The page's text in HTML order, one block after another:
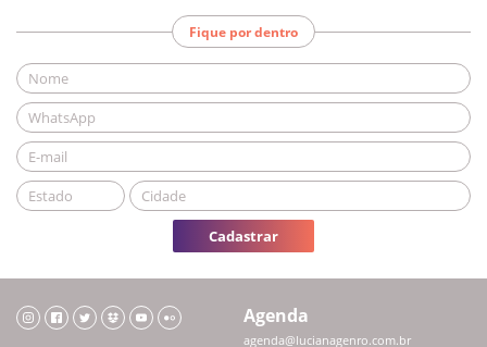
Fique por dentro
Cadastrar
Agenda
agenda@lucianagenro.com.br